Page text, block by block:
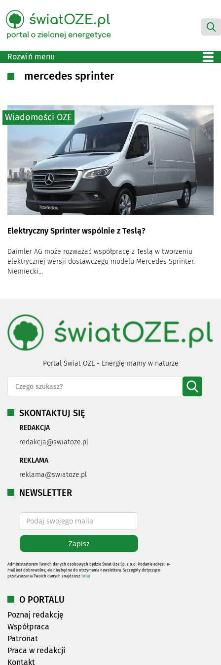
Rozwiń menu
mercedes sprinter
Elektryczny Sprinter wspólnie z Teslą?
Daimler AG może rozważać współpracę z Teslą w tworzeniu
elektrycznej wersji dostawczego modelu Mercedes Sprinter.
Niemiecki...
Wiadomości OZE
Portal Świat OZE - Energię mamy w naturze
SKONTAKTUJ SIĘ
REDAKCJA
redakcja@swiatoze.pl
REKLAMA
reklama@swiatoze.pl
NEWSLETTER
Administratorem Twoich danych osobowych będzie Świat Oze Sp. z o.o. Podanie adresu e-
mail jest dobrowolne, ale niezbędne do otrzymania newslettera. Szczegóły dotyczące
przetwarzania Twoich danych znajdziesz tutaj
O PORTALU
Poznaj redakcję
Współpraca
Patronat
Praca w redakcji
Kontakt